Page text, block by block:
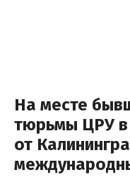
На месте
тюрьмы ЦРУ
от